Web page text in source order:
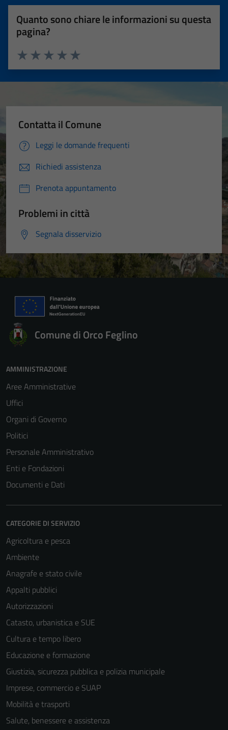
Quanto sono chiare le informazioni su questa
pagina?
Valuta 5 stelle su 5
Valuta 4 stelle su 5
Valuta 3 stelle su 5
Valuta 2 stelle su 5
Valuta 1 stelle su 5
Contatta il Comune
Leggi le domande frequenti
Richiedi assistenza
Prenota appuntamento
Problemi in città
Segnala disservizio
Comune di Orco Feglino
AMMINISTRAZIONE
Aree Amministrative
Uffici
Organi di Governo
Politici
Personale Amministrativo
Enti e Fondazioni
Documenti e Dati
CATEGORIE DI SERVIZIO
Agricoltura e pesca
Ambiente
Anagrafe e stato civile
Appalti pubblici
Autorizzazioni
Catasto, urbanistica e SUE
Cultura e tempo libero
Educazione e formazione
Giustizia, sicurezza pubblica e polizia municipale
Imprese, commercio e SUAP
Mobilità e trasporti
Salute, benessere e assistenza